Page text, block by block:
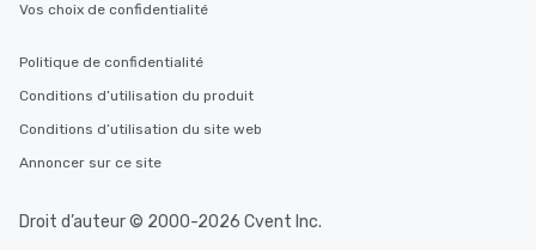
Vos choix de confidentialité
Politique de confidentialité
Conditions d’utilisation du produit
Conditions d’utilisation du site web
Annoncer sur ce site
Droit d’auteur © 2000-2026 Cvent Inc.